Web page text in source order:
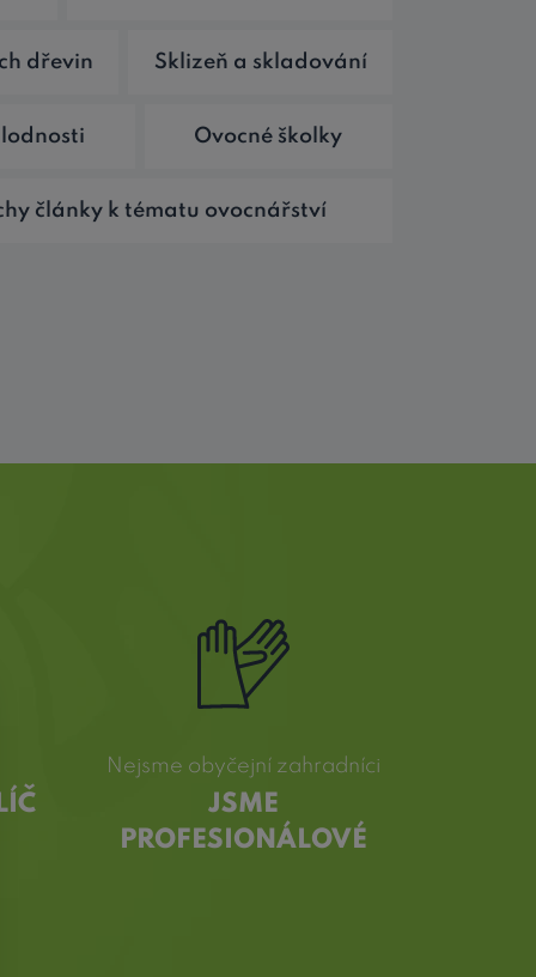
dřevin Sklizeň a skladování
Ovocné školky
články k tématu ovocnářství
Nejsme obyčejní zahradníci
JSME
PROFESIONÁLOVÉ